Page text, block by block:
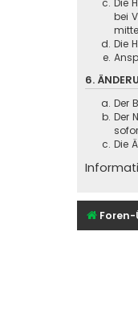
Die
bei
Die
6.
Der
Der
Die